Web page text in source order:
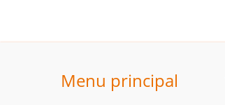
Menu principal